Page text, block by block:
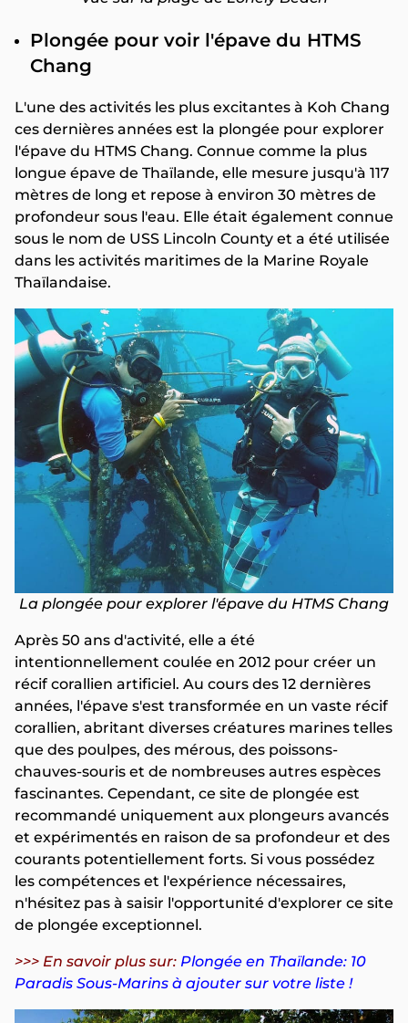
Plongée pour voir l'épave du HTMS
Chang
L'une des activités les plus excitantes à Koh Chang
ces dernières années est la plongée pour explorer
l'épave du HTMS Chang. Connue comme la plus
longue épave de Thaïlande, elle mesure jusqu'à 117
mètres de long et repose à environ 30 mètres de
profondeur sous l'eau. Elle était également connue
sous le nom de USS Lincoln County et a été utilisée
dans les activités maritimes de la Marine Royale
Thaïlandaise.
La plongée pour explorer l'épave du HTMS Chang
Après 50 ans d'activité, elle a été
intentionnellement coulée en 2012 pour créer un
récif corallien artificiel. Au cours des 12 dernières
années, l'épave s'est transformée en un vaste récif
corallien, abritant diverses créatures marines telles
que des poulpes, des mérous, des poissons-
chauves-souris et de nombreuses autres espèces
fascinantes. Cependant, ce site de plongée est
recommandé uniquement aux plongeurs avancés
et expérimentés en raison de sa profondeur et des
courants potentiellement forts. Si vous possédez
les compétences et l'expérience nécessaires,
n'hésitez pas à saisir l'opportunité d'explorer ce site
de plongée exceptionnel.
>>> En savoir plus sur: Plongée en Thaïlande: 10
Paradis Sous-Marins à ajouter sur votre liste !